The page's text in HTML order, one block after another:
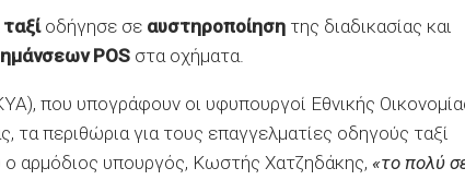
ταξίοδήγησε σε αυστηροποίηση της διαδικασίας και
POS στα οχήματα.
που υπογράφουν οι υφυπουργοί Εθνικής
τα περιθώρια για τους επαγγελματίες οδηγούς ταξί
ο αρμόδιος υπουργός, Κωστής Χατζηδάκης, «το πολύ